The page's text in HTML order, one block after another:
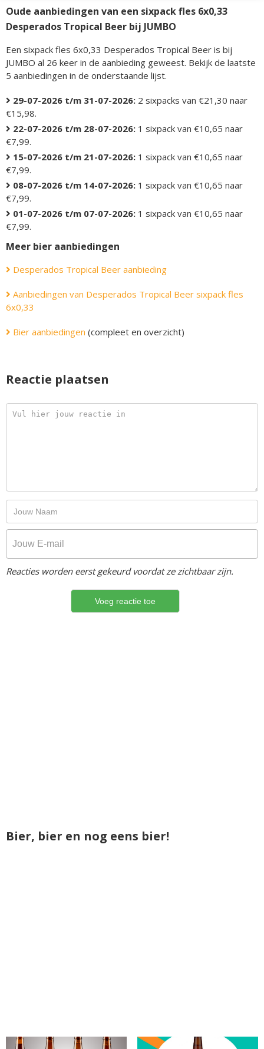
Oude aanbiedingen van een sixpack fles 6x0,33
Desperados Tropical Beer bij JUMBO
Een sixpack fles 6x0,33 Desperados Tropical Beer is bij
JUMBO al 26 keer in de aanbieding geweest. Bekijk de laatste
5 aanbiedingen in de onderstaande lijst.
29-07-2026 t/m 31-07-2026: 2 sixpacks van €21,30 naar
€15,98.
22-07-2026 t/m 28-07-2026: 1 sixpack van €10,65 naar
€7,99.
15-07-2026 t/m 21-07-2026: 1 sixpack van €10,65 naar
€7,99.
08-07-2026 t/m 14-07-2026: 1 sixpack van €10,65 naar
€7,99.
01-07-2026 t/m 07-07-2026: 1 sixpack van €10,65 naar
€7,99.
Meer bier aanbiedingen
Desperados Tropical Beer aanbieding
Aanbiedingen van Desperados Tropical Beer sixpack fles
6x0,33
Bier aanbiedingen (compleet en overzicht)
Reactie plaatsen
Reacties worden eerst gekeurd voordat ze zichtbaar zijn.
Bier, bier en nog eens bier!